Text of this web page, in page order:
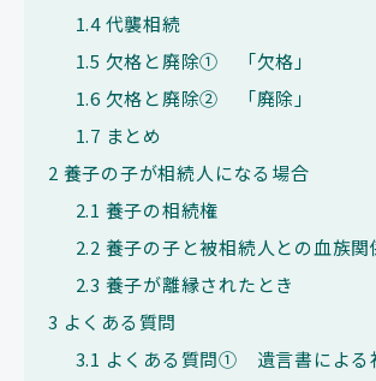
1.4代襲相続
1.5 欠格と廃除① 「欠格」
1.6 欠格と廃除② 「廃除」
1.7 まとめ
2 養子の子が相続人になる場合
2.1 養子の相続権
2.2 養子の子と被相続人との血族関
2.3 養子が離縁されたとき
3 よくある質問
3.1 よくある質問① 遺言書による